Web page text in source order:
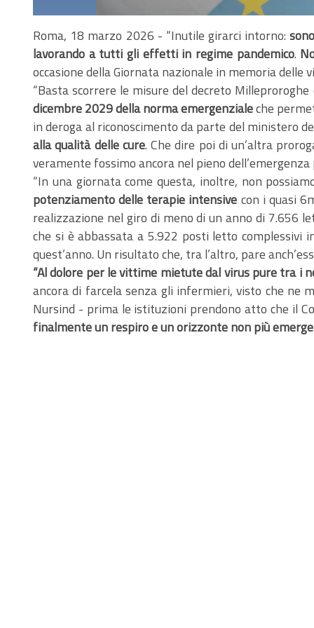
Roma, 18 marzo 2026 - “Inutile girarci intorno:
lavorando a tutti gli effetti in regime pandemico.
occasione della Giornata nazionale in memoria
“Basta scorrere le misure del decreto
dicembre 2029 della norma emergenzialeche
in deroga al riconoscimento da parte del ministero
alla qualità delle cure. Che dire poi di un’altra
veramente fossimo ancora nel pieno
“In una giornata come questa, inoltre, non
potenziamento delle terapie intensive con i quasi
realizzazione nel giro di meno di un anno di 7.656
che si è abbassata a 5.922 posti letto complessivi
quest’anno. Un risultato che, tra l’altro, pare
“Al dolore per le vittime mietute dal virus pure tra i
ancora di farcela senza gli infermieri, visto che ne
Nursind - prima le istituzioni prendono atto che il
finalmente un respiro e un orizzonte non più